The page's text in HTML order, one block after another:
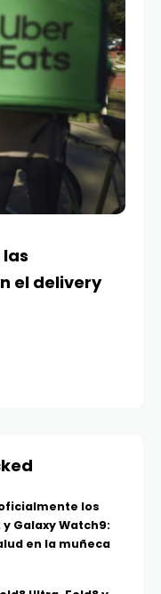
las
el delivery
los
Galaxy Watch9:
en la muñeca